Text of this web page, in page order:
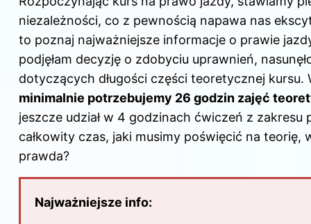
c
e
b
o
o
k
er
e
st
d
di
t
m
bl
r
k
e
dI
n
niezależności, co z pewnością napawa nas
to poznaj najważniejsze informacje o prawie
podjęłam decyzję o zdobyciu uprawnień,
dotyczących długości części teoretycznej kursu.
minimalnie potrzebujemy 26 godzin zajęć
jeszcze udział w 4 godzinach ćwiczeń z
całkowity czas, jaki musimy poświęcić na teorię,
prawda?
Najważniejsze info: